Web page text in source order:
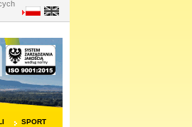
SPORT